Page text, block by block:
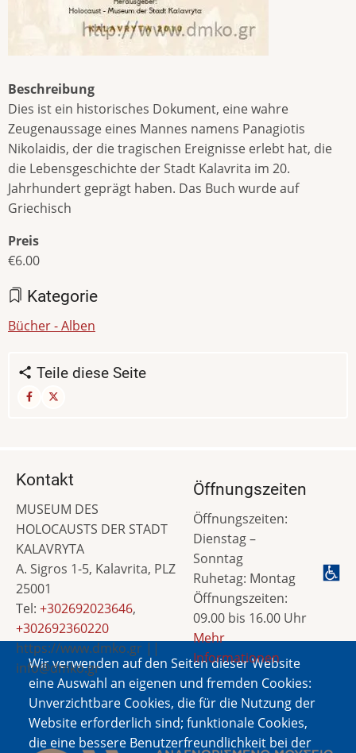
Beschreibung
Dies ist ein historisches Dokument, eine wahre
Zeugenaussage eines Mannes namens Panagiotis
Nikolaidis, der die tragischen Ereignisse erlebt hat, die
die Lebensgeschichte der Stadt Kalavrita im 20.
Jahrhundert geprägt haben. Das Buch wurde auf
Griechisch
Preis
€6.00
Kategorie
Bücher - Alben
Teile diese Seite
Wir verwenden auf den Seiten dieser Website
eine Auswahl an eigenen und fremden Cookies:
Unverzichtbare Cookies, die für die Nutzung der
Website erforderlich sind; funktionale Cookies,
die eine bessere Benutzerfreundlichkeit bei der
Kontakt
MUSEUM DES
HOLOCAUSTS DER STADT
KALAVRYTA
A. Sigros 1-5, Kalavrita, PLZ
25001
Tel: +302692023646,
+302692360220
https://www.dmko.gr ||
info@dmko.gr
Öffnungszeiten
Öffnungszeiten:
Dienstag –
Sonntag
Ruhetag: Montag
Öffnungszeiten:
09.00 bis 16.00 Uhr
Mehr
Informationen
Bild